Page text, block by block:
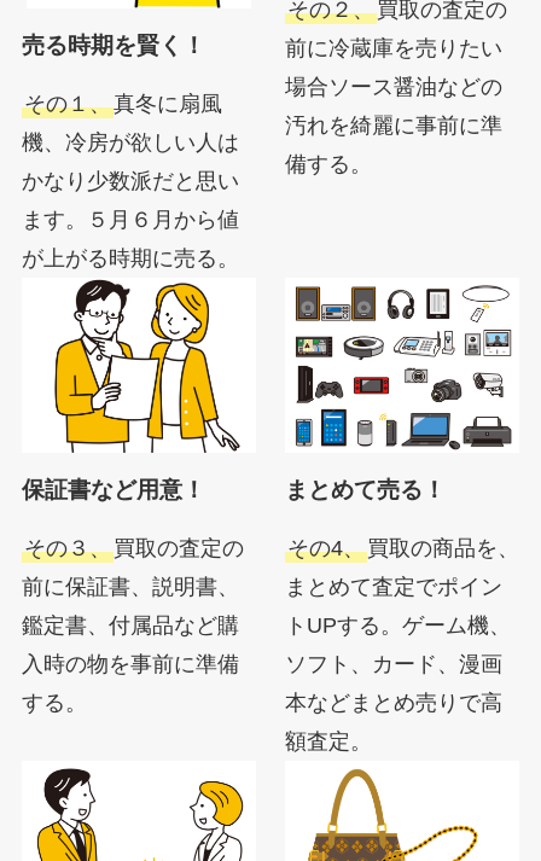
売る時期を賢く！
その１、真冬に扇風
機、冷房が欲しい人は
かなり少数派だと思い
ます。５月６月から値
が上がる時期に売る。
その２、買取の査定の
前に冷蔵庫を売りたい
場合ソース醤油などの
汚れを綺麗に事前に準
備する。
保証書など用意！
その３、買取の査定の
前に保証書、説明書、
鑑定書、付属品など購
入時の物を事前に準備
する。
まとめて売る！
その4、買取の商品を、
まとめて査定でポイン
トUPする。ゲーム機、
ソフト、カード、漫画
本などまとめ売りで高
額査定。